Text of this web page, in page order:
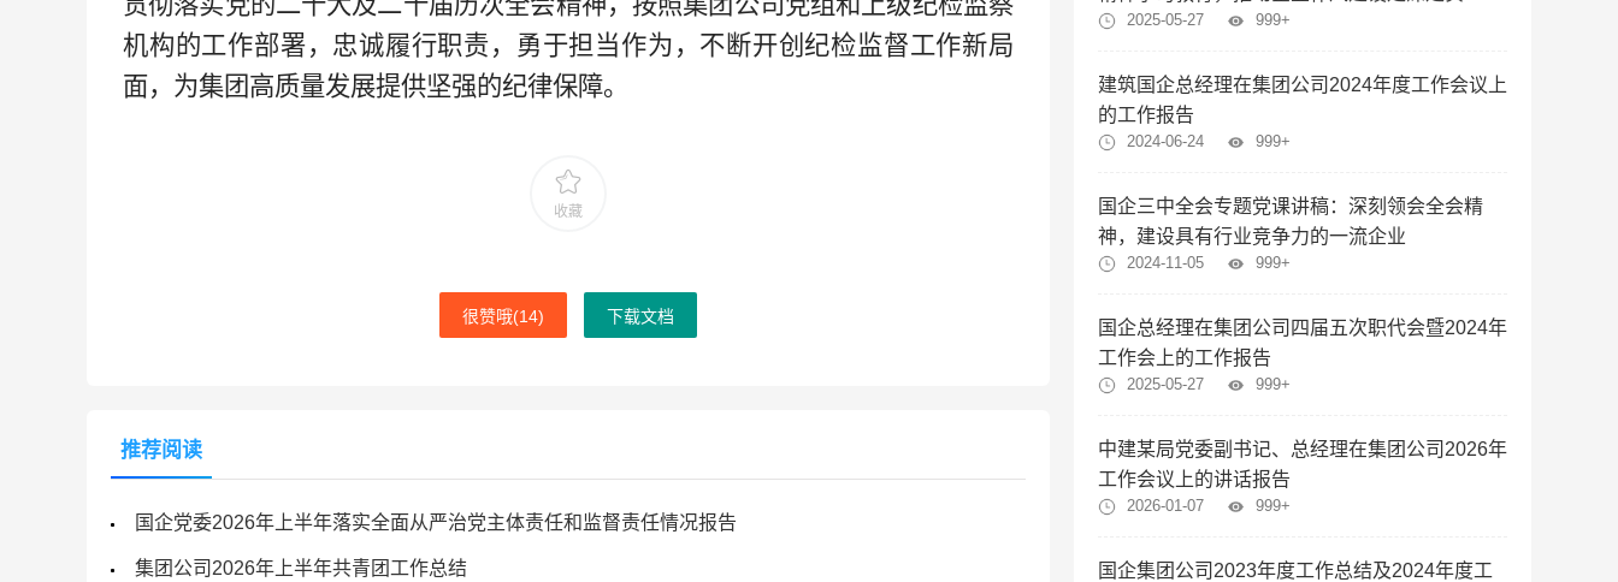
机构的工作部署，忠诚履行职责，勇于担当作为，不断开创纪检监督工作新局
面，为集团高质量发展提供坚强的纪律保障。
收藏
很赞哦(14) 下载文档
推荐阅读
国企党委2026年上半年落实全面从严治党主体责任和监督责任情况报告
集团公司2026年上半年共青团工作总结
2025-05-27 999+
建筑国企总经理在集团公司2024年度工作会议上
的工作报告
2024-06-24 999+
国企三中全会专题党课讲稿：深刻领会全会精
神，建设具有行业竞争力的一流企业
2024-11-05 999+
国企总经理在集团公司四届五次职代会暨2024年
工作会上的工作报告
2025-05-27 999+
中建某局党委副书记、总经理在集团公司2026年
工作会议上的讲话报告
2026-01-07 999+
国企集团公司2023年度工作总结及2024年度工